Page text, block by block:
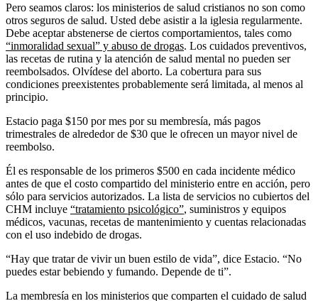
Pero seamos claros: los ministerios de salud cristianos no son como
otros seguros de salud. Usted debe asistir a la iglesia regularmente.
Debe aceptar abstenerse de ciertos comportamientos, tales como
“inmoralidad sexual” y abuso de drogas. Los cuidados preventivos,
las recetas de rutina y la atención de salud mental no pueden ser
reembolsados. Olvídese del aborto. La cobertura para sus
condiciones preexistentes probablemente será limitada, al menos al
principio.
Estacio paga $150 por mes por su membresía, más pagos
trimestrales de alrededor de $30 que le ofrecen un mayor nivel de
reembolso.
Él es responsable de los primeros $500 en cada incidente médico
antes de que el costo compartido del ministerio entre en acción, pero
sólo para servicios autorizados. La lista de servicios no cubiertos del
CHM incluye “tratamiento psicológico”, suministros y equipos
médicos, vacunas, recetas de mantenimiento y cuentas relacionadas
con el uso indebido de drogas.
“Hay que tratar de vivir un buen estilo de vida”, dice Estacio. “No
puedes estar bebiendo y fumando. Depende de ti”.
La membresía en los ministerios que comparten el cuidado de salud